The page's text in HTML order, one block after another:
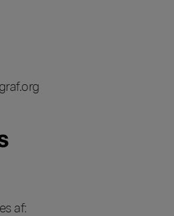
af: